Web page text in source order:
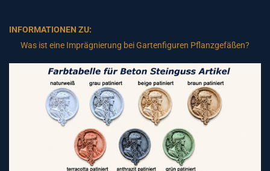
INFORMATIONEN ZU:
Was ist eine Imprägnierung bei Gartenfiguren Pflanzgefäßen?